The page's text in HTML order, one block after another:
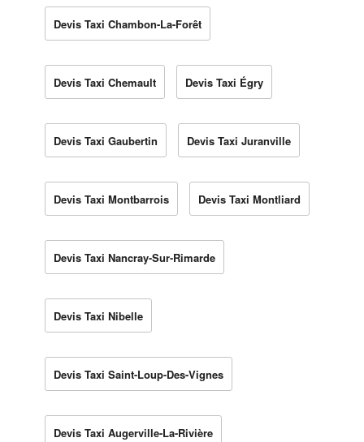
Devis Taxi Chambon-La-Forêt
Devis Taxi Chemault Devis Taxi Égry
Devis Taxi Gaubertin Devis Taxi Juranville
Devis Taxi Montbarrois Devis Taxi Montliard
Devis Taxi Nancray-Sur-Rimarde
Devis Taxi Nibelle
Devis Taxi Saint-Loup-Des-Vignes
Devis Taxi Augerville-La-Rivière